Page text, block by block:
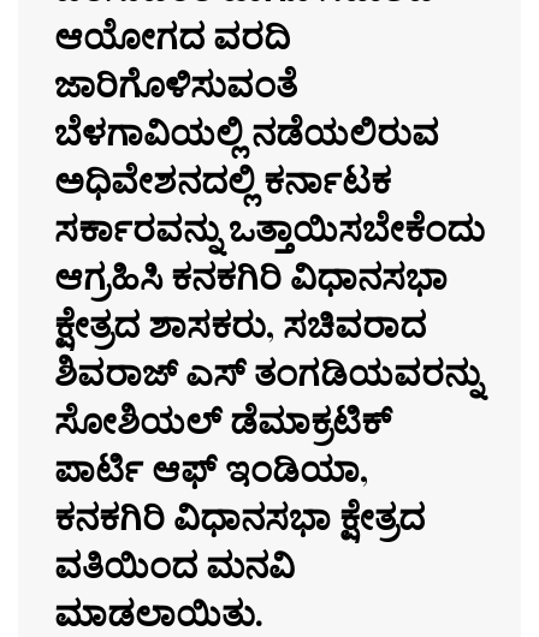
ಆಯೋಗದ ವರದಿ
ಜಾರಿಗೊಳಿಸುವಂತೆ
ಬೆಳಗಾವಿಯಲ್ಲಿ ನಡೆಯಲಿರುವ
ಅಧಿವೇಶನದಲ್ಲಿ ಕರ್ನಾಟಕ
ಸರ್ಕಾರವನ್ನು ಒತ್ತಾಯಿಸಬೇಕೆಂದು
ಆಗ್ರಹಿಸಿ ಕನಕಗಿರಿ ವಿಧಾನಸಭಾ
ಕ್ಷೇತ್ರದ ಶಾಸಕರು, ಸಚಿವರಾದ
ಶಿವರಾಜ್ ಎಸ್ ತಂಗಡಿಯವರನ್ನು
ಸೋಶಿಯಲ್ ಡೆಮಾಕ್ರಟಿಕ್
ಪಾರ್ಟಿ ಆಫ್ ಇಂಡಿಯಾ,
ಕನಕಗಿರಿ ವಿಧಾನಸಭಾ ಕ್ಷೇತ್ರದ
ವತಿಯಿಂದ ಮನವಿ
ಮಾಡಲಾಯಿತು.